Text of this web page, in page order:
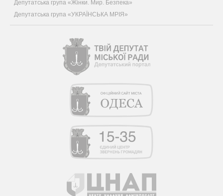
Депутатська група «Жінки. Мир. Безпека»
Депутатська група «УКРАЇНСЬКА МРІЯ»